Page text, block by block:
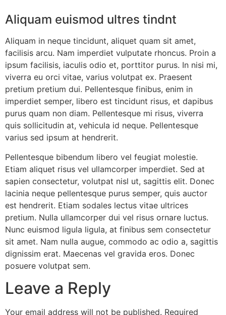
Aliquam euismod ultres tindnt
Aliquam in neque tincidunt, aliquet quam sit amet,
facilisis arcu. Nam imperdiet vulputate rhoncus. Proin a
ipsum facilisis, iaculis odio et, porttitor purus. In nisi mi,
viverra eu orci vitae, varius volutpat ex. Praesent
pretium pretium dui. Pellentesque finibus, enim in
imperdiet semper, libero est tincidunt risus, et dapibus
purus quam non diam. Pellentesque mi risus, viverra
quis sollicitudin at, vehicula id neque. Pellentesque
varius sed ipsum at hendrerit.
Pellentesque bibendum libero vel feugiat molestie.
Etiam aliquet risus vel ullamcorper imperdiet. Sed at
sapien consectetur, volutpat nisl ut, sagittis elit. Donec
lacinia neque pellentesque purus semper, quis auctor
est hendrerit. Etiam sodales lectus vitae ultrices
pretium. Nulla ullamcorper dui vel risus ornare luctus.
Nunc euismod ligula ligula, at finibus sem consectetur
sit amet. Nam nulla augue, commodo ac odio a, sagittis
dignissim erat. Maecenas vel gravida eros. Donec
posuere volutpat sem.
Leave a Reply
Your email address will not be published. Required